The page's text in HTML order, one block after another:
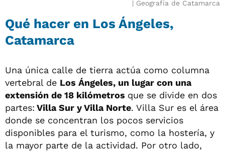
Geografía de Catamarca
Qué hacer en Los Ángeles,
Catamarca
Una única calle de tierra actúa como columna
vertebral de Los Ángeles, un lugar con una
extensión de 18 kilómetros que se divide en dos
partes: Villa Sur y Villa Norte. Villa Sur es el área
donde se concentran los pocos servicios
disponibles para el turismo, como la hostería, y
la mayor parte de la actividad. Por otro lado,